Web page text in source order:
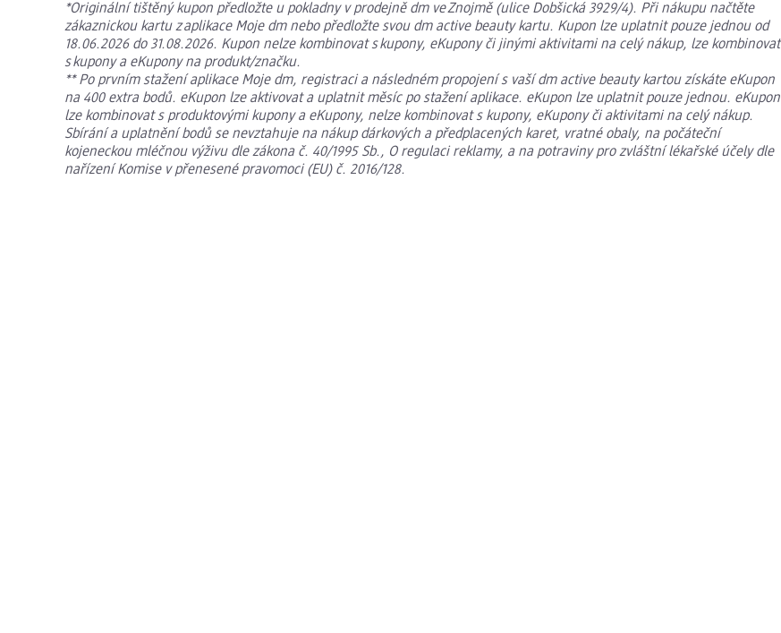
*Originální tištěný kupon předložte u pokladny v prodejně dm ve Znojmě (ulice Dobšická 3929/4). Při nákupu načtěte
zákaznickou kartu z aplikace Moje dm nebo předložte svou dm active beauty kartu. Kupon lze uplatnit pouze jednou od
18.06.2026 do 31.08.2026. Kupon nelze kombinovat s kupony, eKupony či jinými aktivitami na celý nákup, lze kombinovat
s kupony a eKupony na produkt/značku.
** Po prvním stažení aplikace Moje dm, registraci a následném propojení s vaší dm active beauty kartou získáte eKupon
na 400 extra bodů. eKupon lze aktivovat a uplatnit měsíc po stažení aplikace. eKupon lze uplatnit pouze jednou. eKupon
lze kombinovat s produktovými kupony a eKupony, nelze kombinovat s kupony, eKupony či aktivitami na celý nákup.
Sbírání a uplatnění bodů se nevztahuje na nákup dárkových a předplacených karet, vratné obaly, na počáteční
kojeneckou mléčnou výživu dle zákona č. 40/1995 Sb., O regulaci reklamy, a na potraviny pro zvláštní lékařské účely dle
nařízení Komise v přenesené pravomoci (EU) č. 2016/128.